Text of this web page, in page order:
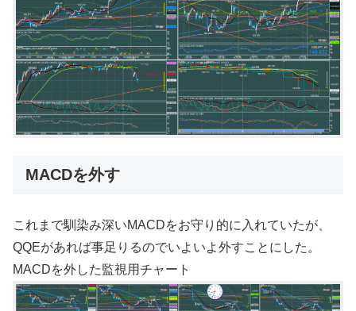
MACDを外す
これまで馴染み深いMACDをお守り的に入れていたが、
QQEがあれば事足りるのでいよいよ外すことにした。
MACDを外した監視用チャート